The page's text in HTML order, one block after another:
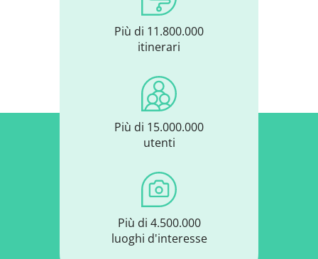
Più di 11.800.000
itinerari
Più di 15.000.000
utenti
Più di 4.500.000
luoghi d'interesse